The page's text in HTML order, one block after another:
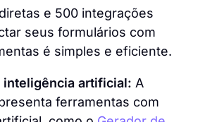
e 500 integrações
seus formulários com
é simples e eficiente.
inteligência artificial: A
ferramentas com